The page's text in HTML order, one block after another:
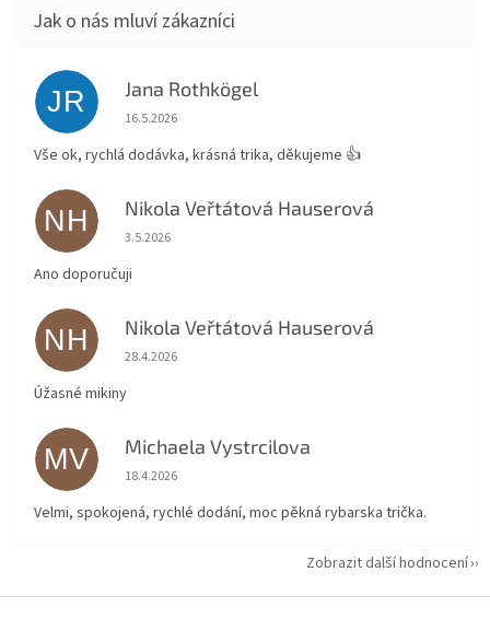
JR Jana Rothkögel
Hodnocení obchodu je 5 z 5 hvězdiček.
16.5.2026
Vše ok, rychlá dodávka, krásná trika, děkujeme 👍
NH Nikola Veřtátová Hauserová
Hodnocení obchodu je 5 z 5 hvězdiček.
3.5.2026
Ano doporučuji
NH Nikola Veřtátová Hauserová
Hodnocení obchodu je 5 z 5 hvězdiček.
28.4.2026
Úžasné mikiny
MV Michaela Vystrcilova
Hodnocení obchodu je 5 z 5 hvězdiček.
18.4.2026
Velmi, spokojená, rychlé dodání, moc pěkná rybarska trička.
Zobrazit další hodnocení